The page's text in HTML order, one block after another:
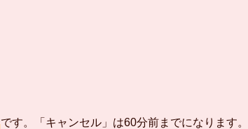
です。「キャンセル」は60分前までになります。